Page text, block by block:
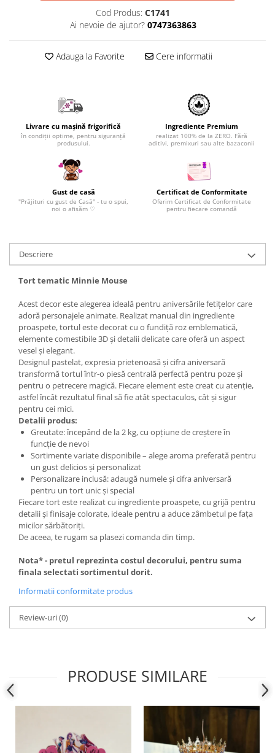
Cod Produs: C1741
Ai nevoie de ajutor? 0747363863
Adauga la Favorite Cere informatii
Livrare cu mașină frigorifică
în condiții optime, pentru siguranță
produsului.
Ingrediente Premium
realizat 100% de la ZERO. Fără
aditivi, premixuri sau alte bazaconii
Gust de casă
"Prăjituri cu gust de Casă" - tu o spui,
noi o afișăm ♡
Certificat de Conformitate
Oferim Certificat de Conformitate
pentru fiecare comandă
Descriere
Tort tematic Minnie Mouse
Acest decor este alegerea ideală pentru aniversările fetițelor care
adoră personajele animate. Realizat manual din ingrediente
proaspete, tortul este decorat cu o fundiță roz emblematică,
elemente comestibile 3D și detalii delicate care oferă un aspect
vesel și elegant.
Designul pastelat, expresia prietenoasă și cifra aniversară
transformă tortul într-o piesă centrală perfectă pentru poze și
pentru o petrecere magică. Fiecare element este creat cu atenție,
astfel încât rezultatul final să fie atât spectaculos, cât și sigur
pentru cei mici.
Detalii produs:
Greutate: începând de la 2 kg, cu opțiune de creștere în
funcție de nevoi
Sortimente variate disponibile – alege aroma preferată pentru
un gust delicios și personalizat
Personalizare inclusă: adaugă numele și cifra aniversară
pentru un tort unic și special
Fiecare tort este realizat cu ingrediente proaspete, cu grijă pentru
detalii și finisaje colorate, ideale pentru a aduce zâmbetul pe fața
micilor sărbătoriți.
De aceea, te rugam sa plasezi comanda din timp.
Nota* - pretul reprezinta costul decorului, pentru suma
finala selectati sortimentul dorit.
Informatii conformitate produs
Review-uri(0)
PRODUSE SIMILARE